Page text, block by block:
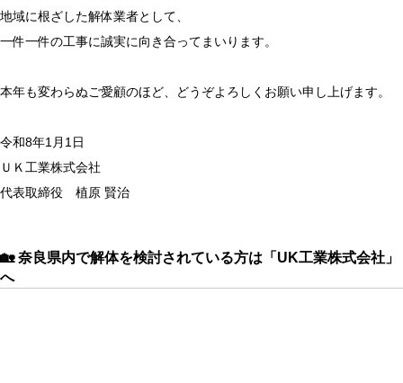
地域に根ざした解体業者として、
一件一件の工事に誠実に向き合ってまいります。
本年も変わらぬご愛顧のほど、どうぞよろしくお願い申し上げます。
令和8年1月1日
ＵＫ工業株式会社
代表取締役 植原 賢治
🏡 奈良県内で解体を検討されている方は「UK工業株式会社」
へ